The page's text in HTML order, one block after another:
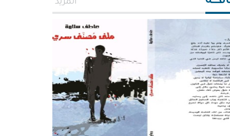
المزيد